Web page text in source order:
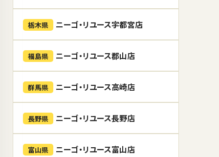
栃木県 ニーゴ・リユース宇都宮店
福島県 ニーゴ・リユース郡山店
群馬県 ニーゴ・リユース高崎店
長野県 ニーゴ・リユース長野店
富山県 ニーゴ・リユース富山店